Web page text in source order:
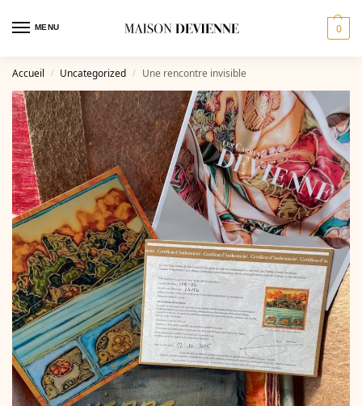
MENU 0
Accueil / Uncategorized / Une rencontre invisible